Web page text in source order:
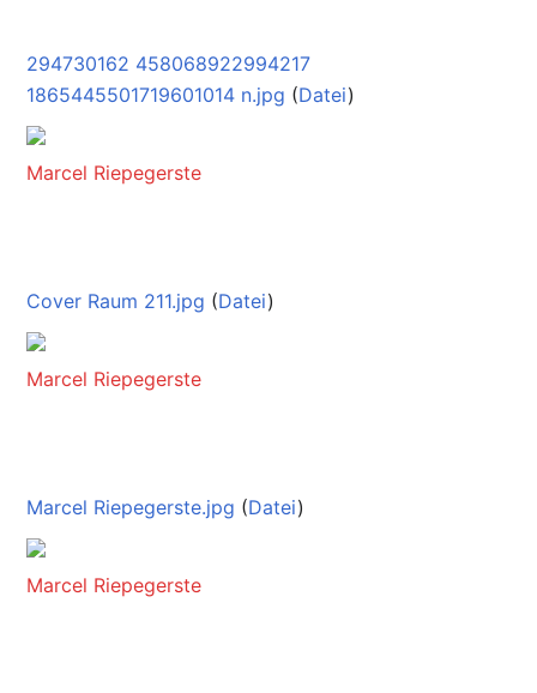
294730162 458068922994217
1865445501719601014 n.jpg (Datei)
Marcel Riepegerste
Cover Raum 211.jpg (Datei)
Marcel Riepegerste
Marcel Riepegerste.jpg (Datei)
Marcel Riepegerste